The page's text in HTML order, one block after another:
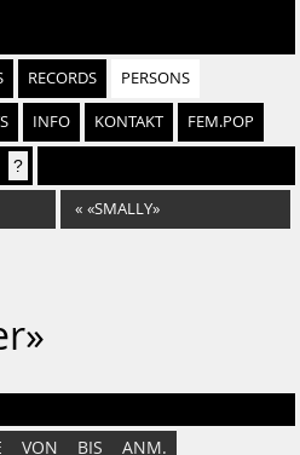
RECORDS PERSONS
INFO KONTAKT FEM.POP
« «SMALLY»
VON BIS
ANM.